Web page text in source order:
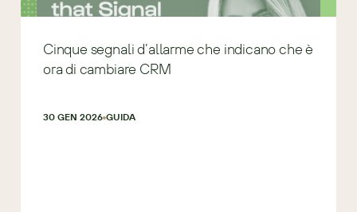
Cinque segnali d’allarme che indicano che è
ora di cambiare CRM
30 GEN 2026 GUIDA